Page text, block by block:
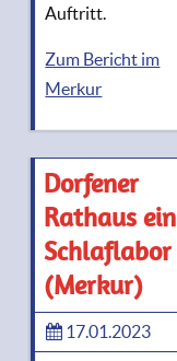
Auftritt.
Zum Bericht im
Merkur
Dorfener
Rathaus ein
Schlaflabor
(Merkur)
17.01.2023